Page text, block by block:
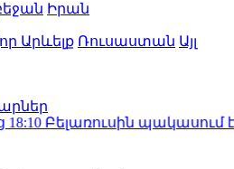
Իրան
Արևելք Ռուսաստան Այլ
Բելառուսին պակասում է